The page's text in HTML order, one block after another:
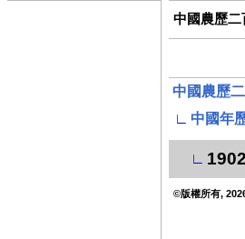
中國農歷二
中國農歷
∟
中國年
∟
©版權所有,